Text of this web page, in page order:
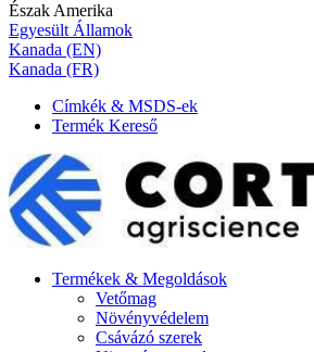
Észak Amerika
Egyesült Államok
Kanada (EN)
Kanada (FR)
Címkék & MSDS-ek
Termék Kereső
Termékek & Megoldások
Vetőmag
Növényvédelem
Csávázó szerek